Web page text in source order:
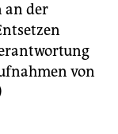
an der
von